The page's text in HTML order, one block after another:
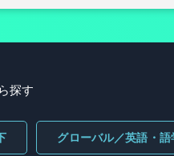
探す
グローバル／英語・語